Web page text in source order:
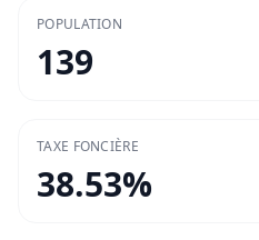
POPULATION
139
TAXE FONCIÈRE
38.53%